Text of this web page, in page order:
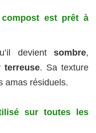
est prêt à
devient sombre,
terreuse. Sa texture
amas résiduels.
sur toutes les